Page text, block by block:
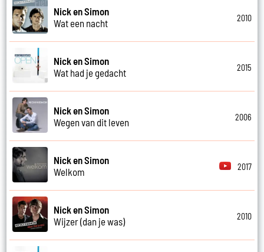
Nick en Simon
Wat een nacht
2010
Nick en Simon
Wat had je gedacht
2015
Nick en Simon
Wegen van dit leven
2006
Nick en Simon
Welkom
2017
Nick en Simon
Wijzer (dan je was)
2010